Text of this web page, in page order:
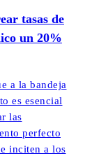
tasas de
un 20%
a la bandeja
es esencial
las
perfecto
inciten a los